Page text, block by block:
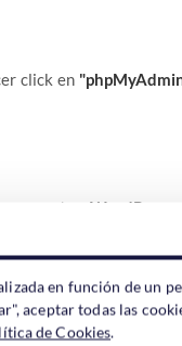
click en
nuestro WordPress
"cargando" en medio de
en función de un
aceptar todas las
de Cookies.